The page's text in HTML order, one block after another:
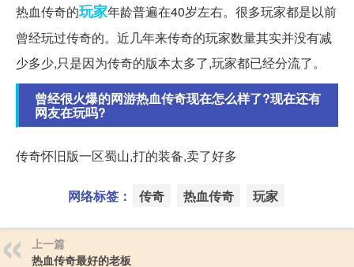
热血传奇的玩家年龄普遍在40岁左右。很多玩家都是以前
曾经玩过传奇的。近几年来传奇的玩家数量其实并没有减
少多少,只是因为传奇的版本太多了,玩家都已经分流了。
曾经很火爆的网游热血传奇现在怎么样了?现在还有
网友在玩吗?
传奇怀旧版一区蜀山,打的装备,卖了好多
网络标签： 传奇 热血传奇 玩家
上一篇
热血传奇最好的老板